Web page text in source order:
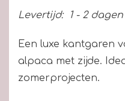
Levertijd: 1 - 2 dagen
Een luxe kantgaren
alpaca met zijde.
zomerprojecten.